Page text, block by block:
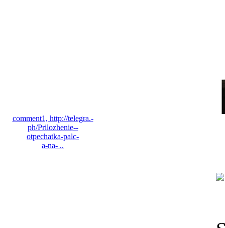
comment1, http://telegra.-
ph/Prilozhenie--
otpechatka-palc-
a-na- ..